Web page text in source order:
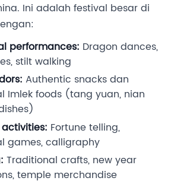
Ini adalah festival besar di
performances: Dragon dances,
stilt walking
Authentic snacks dan
Imlek foods (tang yuan, nian
Fortune telling,
games, calligraphy
Traditional crafts, new year
temple merchandise